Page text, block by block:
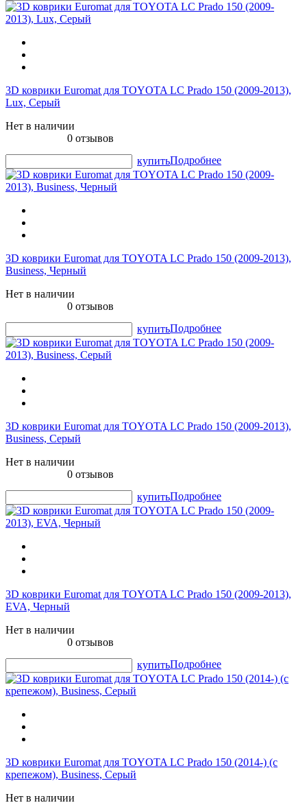
3D коврики Euromat для TOYOTA LС Prado 150 (2009-2013),
Lux, Серый
Нет в наличии
0 отзывов
купитьПодробнее
3D коврики Euromat для TOYOTA LС Prado 150 (2009-2013),
Business, Черный
Нет в наличии
0 отзывов
купитьПодробнее
3D коврики Euromat для TOYOTA LС Prado 150 (2009-2013),
Business, Серый
Нет в наличии
0 отзывов
купитьПодробнее
3D коврики Euromat для TOYOTA LС Prado 150 (2009-2013),
EVA, Черный
Нет в наличии
0 отзывов
купитьПодробнее
3D коврики Euromat для TOYOTA LС Prado 150 (2014-) (с
крепежом), Business, Серый
Нет в наличии